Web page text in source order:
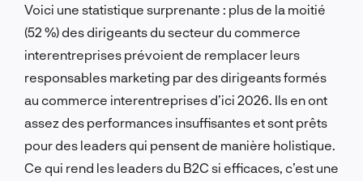
Voici une statistique surprenante : plus de la moitié
(52 %) des dirigeants du secteur du commerce
interentreprises prévoient de remplacer leurs
responsables marketing par des dirigeants formés
au commerce interentreprises d’ici 2026. Ils en ont
assez des performances insuffisantes et sont prêts
pour des leaders qui pensent de manière holistique.
Ce qui rend les leaders du B2C si efficaces, c’est une